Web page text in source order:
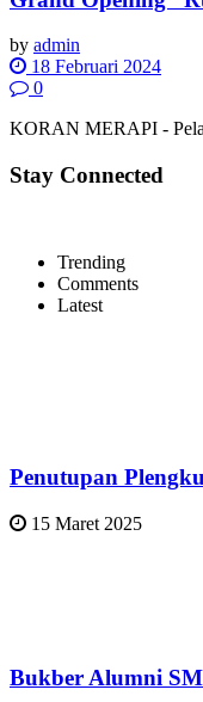
by admin
18 Februari 2024
0
KORAN MERAPI -
Stay Connected
Trending
Comments
Latest
Penutupan
15 Maret 2025
Bukber Alumni